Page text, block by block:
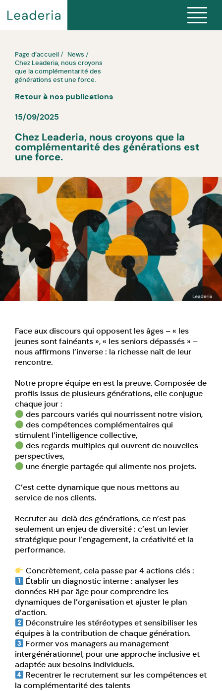
Page d’accueil
News
Chez Leaderia, nous croyons
que la complémentarité des
générations est une force.
Retour à nos publications
15/09/2025
Chez Leaderia, nous croyons que la
complémentarité des générations est
une force.
Face aux discours qui opposent les âges – « les
jeunes sont fainéants », « les seniors dépassés » –
nous affirmons l’inverse : la richesse naît de leur
rencontre.
Notre propre équipe en est la preuve. Composée de
profils issus de plusieurs générations, elle conjugue
chaque jour :
des parcours variés qui nourrissent notre vision,
des compétences complémentaires qui
stimulent l’intelligence collective,
des regards multiples qui ouvrent de nouvelles
perspectives,
une énergie partagée qui alimente nos projets.
C’est cette dynamique que nous mettons au
service de nos clients.
Recruter au-delà des générations, ce n’est pas
seulement un enjeu de diversité : c’est un levier
stratégique pour l’engagement, la créativité et la
performance.
Concrètement, cela passe par 4 actions clés :
Établir un diagnostic interne : analyser les
données RH par âge pour comprendre les
dynamiques de l’organisation et ajuster le plan
d’action.
Déconstruire les stéréotypes et sensibiliser les
équipes à la contribution de chaque génération.
Former vos managers au management
intergénérationnel, pour une approche inclusive et
adaptée aux besoins individuels.
Recentrer le recrutement sur les compétences et
la complémentarité des talents